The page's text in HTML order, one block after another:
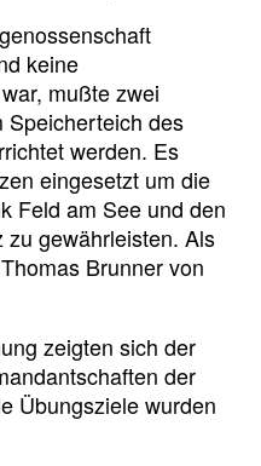
keine
mußte zwei
Speicherteich des
werden. Es
eingesetzt um die
Feld am See und den
zu gewährleisten. Als
Brunner von
zeigten sich der
der
Übungsziele wurden